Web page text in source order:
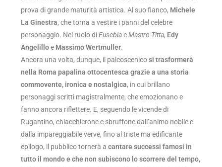
prova di grande maturità artistica. Al suo fianco, Michele
La Ginestra, che torna a vestire i panni del celebre
personaggio. Nel ruolo diEusebiaeMastro Titta, Edy
Angelilloe Massimo Wertmuller.
Ancora una volta, dunque, il palcoscenicosi trasformerà
nella Roma papalina ottocentesca grazie a una storia
commovente, ironica e nostalgica, in cui brillano
personaggi scritti magistralmente, che emozionano e
fanno ancora riflettere. E, seguendo le vicende di
Rugantino, chiacchierone e sbruffone dall’animo nobile e
dalla impareggiabile verve, fino al triste ma edificante
epilogo, il pubblico tornerà acantare successi famosi in
tutto il mondo e che non subiscono lo scorrere del tempo,